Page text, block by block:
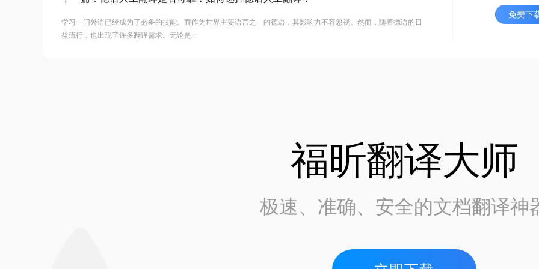
学习一门外语已经成为了必备的技能。而作为世界主要语言之一的德语，其影响力不容忽视。然而，随着德语的日
益流行，也出现了许多翻译需求。无论是...
免费下
福昕翻译大师
极速、准确、安全的文档翻译神